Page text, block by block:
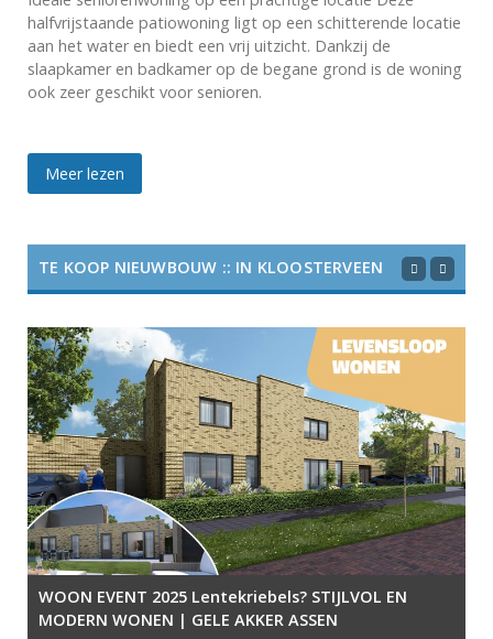
halfvrijstaande patiowoning ligt op een schitterende locatie
aan het water en biedt een vrij uitzicht. Dankzij de
slaapkamer en badkamer op de begane grond is de woning
ook zeer geschikt voor senioren.
Meer lezen
TE KOOP NIEUWBOUW :: IN KLOOSTERVEEN
WOON EVENT 2025 Lentekriebels? STIJLVOL EN
MODERN WONEN | GELE AKKER ASSEN